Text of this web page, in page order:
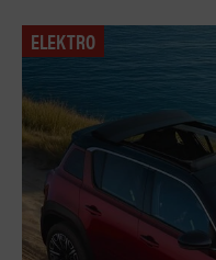
ELEKTRO